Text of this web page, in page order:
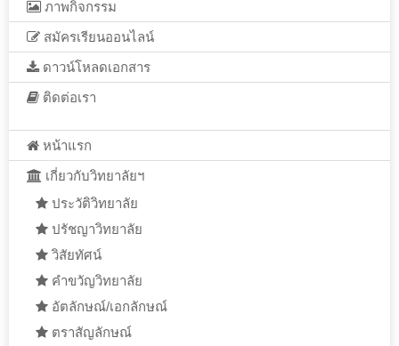
ภาพกิจกรรม
สมัครเรียนออนไลน์
ดาวน์โหลดเอกสาร
ติดต่อเรา
หน้าแรก
เกี่ยวกับวิทยาลัยฯ
ประวัติวิทยาลัย
ปรัชญาวิทยาลัย
วิสัยทัศน์
คำขวัญวิทยาลัย
อัตลักษณ์/เอกลักษณ์
ตราสัญลักษณ์